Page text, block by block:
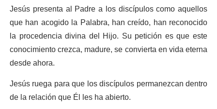
Jesús presenta al Padre a los discípulos como aquellos
que han acogido la Palabra, han creído, han reconocido
la procedencia divina del Hijo. Su petición es que este
conocimiento crezca, madure, se convierta en vida eterna
desde ahora.
Jesús ruega para que los discípulos permanezcan dentro
de la relación que Él les ha abierto.